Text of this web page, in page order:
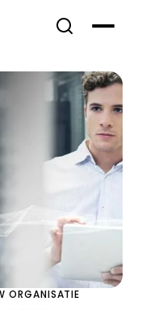
ORGANISATIE